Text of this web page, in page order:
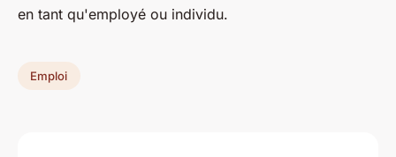
en tant qu'employé ou individu.
Emploi